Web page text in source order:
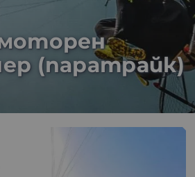
(паратрайк)